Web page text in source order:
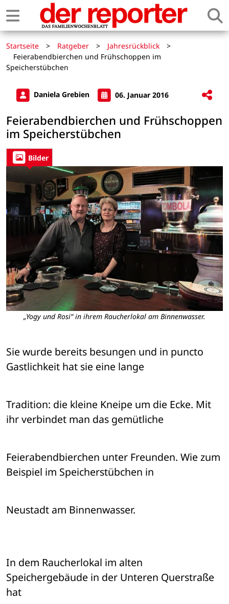
Startseite > Ratgeber > Jahresrückblick
>
Feierabendbierchen und Frühschoppen im
Speicherstübchen
Daniela Grebien 06. Januar 2016
Feierabendbierchen und Frühschoppen
im Speicherstübchen
Bilder
„Yogy und Rosi“ in ihrem Raucherlokal am Binnenwasser.
Sie wurde bereits besungen und in puncto
Gastlichkeit hat sie eine lange
Tradition: die kleine Kneipe um die Ecke. Mit
ihr verbindet man das gemütliche
Feierabendbierchen unter Freunden. Wie zum
Beispiel im Speicherstübchen in
Neustadt am Binnenwasser.
In dem Raucherlokal im alten
Speichergebäude in der Unteren Querstraße
hat